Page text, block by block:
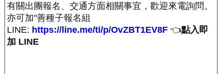
有關出團報名、交通方面相關事宜，歡迎來電詢問。
亦可加"善種子報名組
LINE: https://line.me/ti/p/OvZBT1EV8F 👈點入即
加 LINE